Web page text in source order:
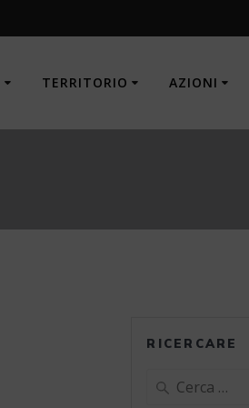
TERRITORIO AZIONI
RICERCARE
Ricerca
per: